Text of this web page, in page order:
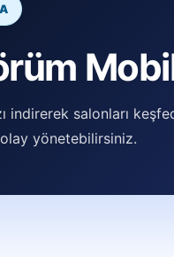
indirerek salonları
yönetebilirsiniz.